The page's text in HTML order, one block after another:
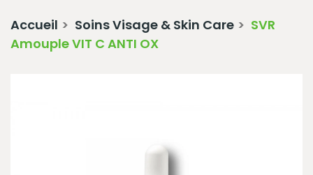
Accueil Soins Visage & Skin Care
SVR
Amouple VIT C ANTI OX